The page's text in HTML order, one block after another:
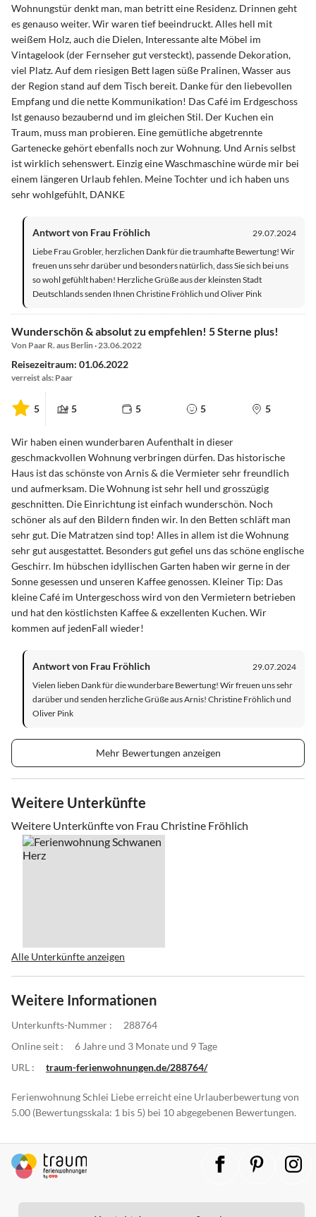
Wohnungstür denkt man, man betritt eine Residenz. Drinnen geht
es genauso weiter. Wir waren tief beeindruckt. Alles hell mit
weißem Holz, auch die Dielen, Interessante alte Möbel im
Vintagelook (der Fernseher gut versteckt), passende Dekoration,
viel Platz. Auf dem riesigen Bett lagen süße Pralinen, Wasser aus
der Region stand auf dem Tisch bereit. Danke für den liebevollen
Empfang und die nette Kommunikation! Das Café im Erdgeschoss
Ist genauso bezaubernd und im gleichen Stil. Der Kuchen ein
Traum, muss man probieren. Eine gemütliche abgetrennte
Gartenecke gehört ebenfalls noch zur Wohnung. Und Arnis selbst
ist wirklich sehenswert. Einzig eine Waschmaschine würde mir bei
einem längeren Urlaub fehlen. Meine Tochter und ich haben uns
sehr wohlgefühlt, DANKE
Antwort von Frau Fröhlich
29.07.2024
Liebe Frau Grobler, herzlichen Dank für die traumhafte Bewertung! Wir
freuen uns sehr darüber und besonders natürlich, dass Sie sich bei uns
so wohl gefühlt haben! Herzliche Grüße aus der kleinsten Stadt
Deutschlands senden Ihnen Christine Fröhlich und Oliver Pink
Wunderschön & absolut zu empfehlen! 5 Sterne plus!
Von Paar R. aus Berlin · 23.06.2022
Reisezeitraum: 01.06.2022
verreist als: Paar
5 5 5 5 5
Wir haben einen wunderbaren Aufenthalt in dieser
geschmackvollen Wohnung verbringen dürfen. Das historische
Haus ist das schönste von Arnis & die Vermieter sehr freundlich
und aufmerksam. Die Wohnung ist sehr hell und grosszügig
geschnitten. Die Einrichtung ist einfach wunderschön. Noch
schöner als auf den Bildern finden wir. In den Betten schläft man
sehr gut. Die Matratzen sind top! Alles in allem ist die Wohnung
sehr gut ausgestattet. Besonders gut gefiel uns das schöne englische
Geschirr. Im hübschen idyllischen Garten haben wir gerne in der
Sonne gesessen und unseren Kaffee genossen. Kleiner Tip: Das
kleine Café im Untergeschoss wird von den Vermietern betrieben
und hat den köstlichsten Kaffee & exzellenten Kuchen. Wir
kommen auf jedenFall wieder!
Antwort von Frau Fröhlich
29.07.2024
Vielen lieben Dank für die wunderbare Bewertung! Wir freuen uns sehr
darüber und senden herzliche Grüße aus Arnis! Christine Fröhlich und
Oliver Pink
Mehr Bewertungen anzeigen
Weitere Unterkünfte
Weitere Unterkünfte von Frau Christine Fröhlich
Alle Unterkünfte anzeigen
Weitere Informationen
Unterkunfts-Nummer :
288764
Online seit :
6 Jahre und 3 Monate und 9 Tage
URL :
traum-ferienwohnungen.de/288764/
Ferienwohnung Schlei Liebe erreicht eine Urlauberbewertung von
5.00 (Bewertungsskala: 1 bis 5) bei 10 abgegebenen Bewertungen.